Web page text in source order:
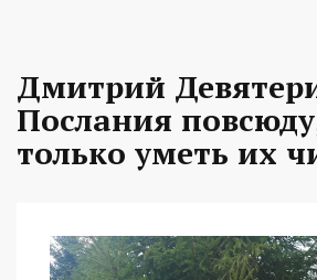
Дмитрий
Послания
только уметь их